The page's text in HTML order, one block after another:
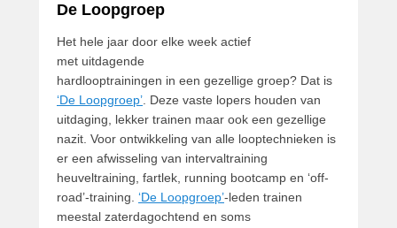
De Loopgroep
Het hele jaar door elke week actief
met uitdagende
hardlooptrainingen in een gezellige groep? Dat is
‘De Loopgroep’ . Deze vaste lopers houden van
uitdaging, lekker trainen maar ook een gezellige
nazit. Voor ontwikkeling van alle looptechnieken is
er een afwisseling van intervaltraining
heuveltraining, fartlek, running bootcamp en ‘off-
road’-training. ‘De Loopgroep’-leden trainen
meestal zaterdagochtend en soms